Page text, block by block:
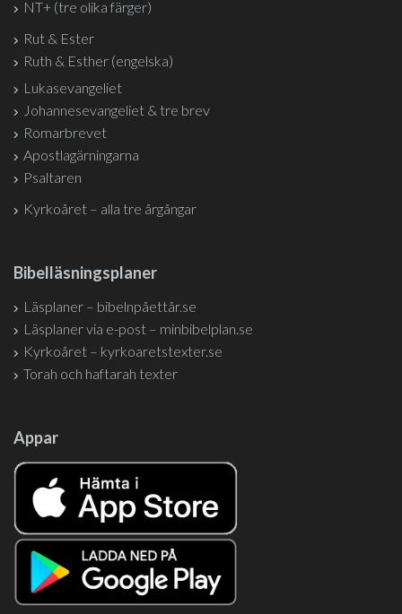
NT+ (tre olika färger)
Rut & Ester
Ruth & Esther (engelska)
Lukasevangeliet
Johannesevangeliet & tre brev
Romarbrevet
Apostlagärningarna
Psaltaren
Kyrkoåret – alla tre årgångar
Bibelläsningsplaner
Läsplaner – bibelnpåettår.se
Läsplaner via e-post – minbibelplan.se
Kyrkoåret – kyrkoaretstexter.se
Torah och haftarah texter
Appar